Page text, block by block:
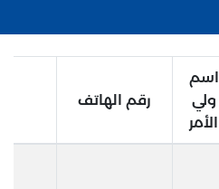
اسم
ولي
الأمر
رقم الهاتف